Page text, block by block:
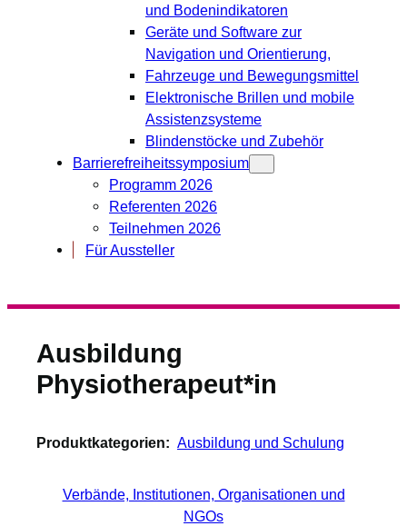
und Bodenindikatoren
Geräte und Software zur
Navigation und Orientierung,
Fahrzeuge und Bewegungsmittel
Elektronische Brillen und mobile
Assistenzsysteme
Blindenstöcke und Zubehör
Barrierefreiheitssymposium
Programm 2026
Referenten 2026
Teilnehmen 2026
Für Aussteller
Ausbildung
Physiotherapeut*in
Produktkategorien: Ausbildung und Schulung
Verbände, Institutionen, Organisationen und
NGOs